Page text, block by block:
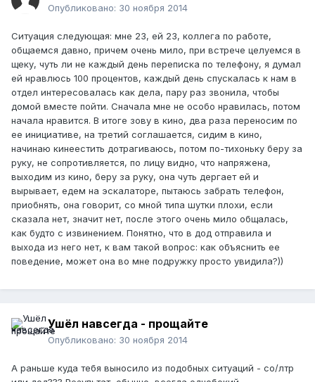
Опубликовано: 30 ноября 2014
Ситуация следующая: мне 23, ей 23, коллега по работе,
общаемся давно, причем очень мило, при встрече целуемся в
щеку, чуть ли не каждый день переписка по телефону, я думал
ей нравлюсь 100 процентов, каждый день спускалась к нам в
отдел интересовалась как дела, пару раз звонила, чтобы
домой вместе пойти. Сначала мне не особо нравилась, потом
начала нравится. В итоге зову в кино, два раза переносим по
ее инициативе, на третий соглашается, сидим в кино,
начинаю кинеестить дотрагиваюсь, потом по-тихоньку беру за
руку, не сопротивляется, по лицу видно, что напряжена,
выходим из кино, беру за руку, она чуть дергает ей и
вырывает, едем на эскалаторе, пытаюсь забрать телефон,
приобнять, она говорит, со мной типа шутки плохи, если
сказала нет, значит нет, после этого очень мило общалась,
как будто с извинением. Понятно, что в дод отправила и
выхода из него нет, к вам такой вопрос: как объяснить ее
поведение, может она во мне подружку просто увидила?))
Ушёл навсегда - прощайте
Опубликовано: 30 ноября 2014
А раньше куда тебя выносило из подобных ситуаций - со/лтр